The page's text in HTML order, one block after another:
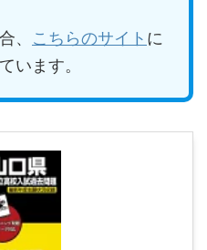
、 こちらのサイト に
います。